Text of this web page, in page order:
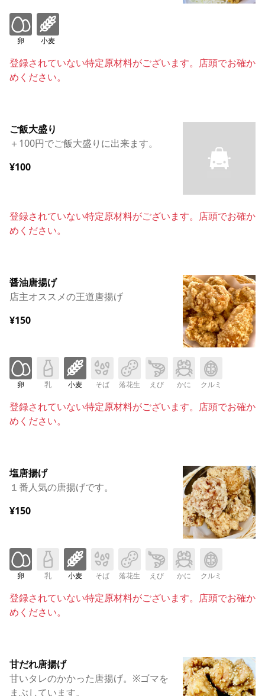
卵 小麦
登録されていない特定原材料がございます。店頭でお確か
めください。
ご飯大盛り
＋100円でご飯大盛りに出来ます。
¥100
登録されていない特定原材料がございます。店頭でお確か
めください。
醤油唐揚げ
店主オススメの王道唐揚げ
¥150
卵 乳 小麦 そば 落花生 えび かに クルミ
登録されていない特定原材料がございます。店頭でお確か
めください。
塩唐揚げ
１番人気の唐揚げです。
¥150
卵 乳 小麦 そば 落花生 えび かに クルミ
登録されていない特定原材料がございます。店頭でお確か
めください。
甘だれ唐揚げ
甘いタレのかかった唐揚げ。※ゴマを
まぶしています。